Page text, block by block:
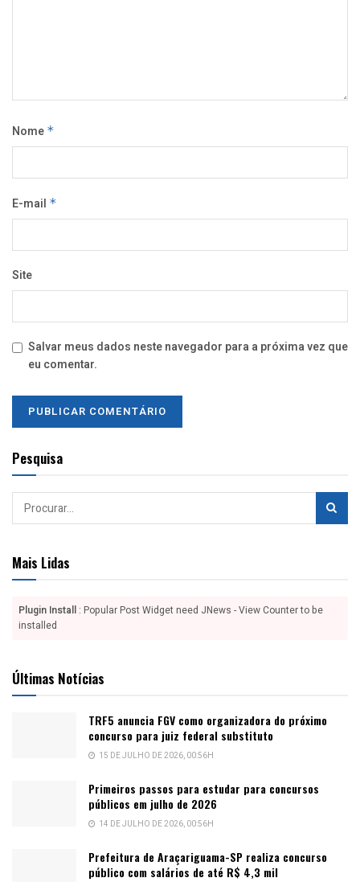
Nome *
E-mail *
Site
Salvar meus dados neste navegador para a próxima vez que
eu comentar.
Pesquisa
Mais Lidas
Plugin Install : Popular Post Widget need JNews - View Counter to be
installed
Últimas Notícias
TRF5 anuncia FGV como organizadora do próximo
concurso para juiz federal substituto
15 DE JULHO DE 2026, 00:56H
Primeiros passos para estudar para concursos
públicos em julho de 2026
14 DE JULHO DE 2026, 00:56H
Prefeitura de Araçariguama-SP realiza concurso
público com salários de até R$ 4,3 mil